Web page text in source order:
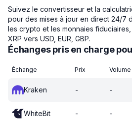
Suivez le convertisseur et la
pour des mises à jour en direct 24/7
les crypto et les monnaies fiduciaires,
XRP vers USD, EUR, GBP.
Échanges pris en charge
Échange Prix Volume
Kraken - -
WhiteBit - -